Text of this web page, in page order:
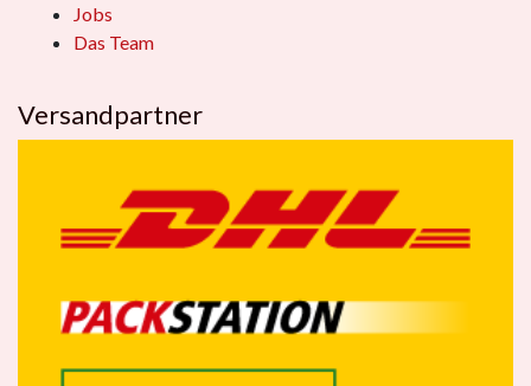
Jobs
Das Team
Versandpartner